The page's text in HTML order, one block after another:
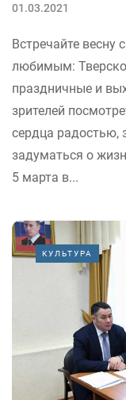
01.03.2021
Встречайте весну
любимым:
праздничные и
зрителей
сердца радостью,
задуматься о
5 марта в...
КУЛЬТУРА